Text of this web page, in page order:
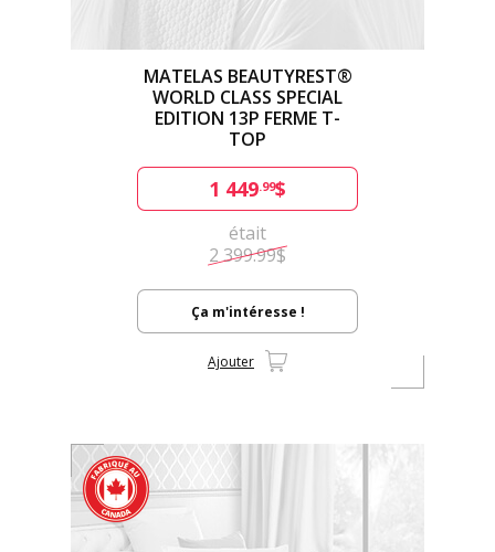
MATELAS BEAUTYREST®
WORLD CLASS SPECIAL
EDITION 13P FERME T-
TOP
1 449.99$
était
2 399.99$
Ça m'intéresse !
Ajouter